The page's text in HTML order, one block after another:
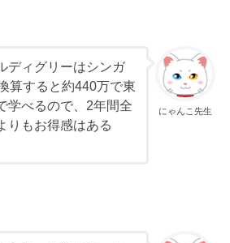
にゃんこ先生
ディグリーはシンガ
算すると約440万で東
学べるので、2年間全
りもお得感はある